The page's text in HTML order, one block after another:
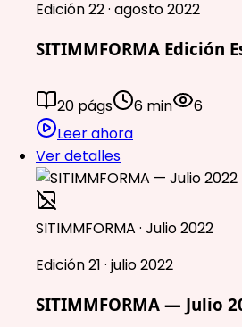
Edición 22 · agosto 2022
SITIMMFORMA Edición
20 págs 6 min
6
Leer ahora
Ver detalles
SITIMMFORMA · Julio 2022
Edición 21 · julio 2022
SITIMMFORMA — Julio